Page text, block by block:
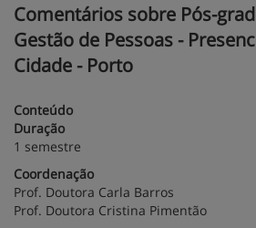
Comentários sobre Pós-
Gestão de Pessoas -
Cidade - Porto
Conteúdo
Duração
1 semestre
Coordenação
Prof. Doutora Carla Barros
Prof. Doutora Cristina Pimentão